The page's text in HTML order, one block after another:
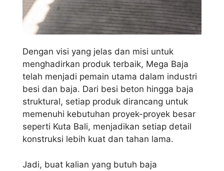
Dengan visi yang jelas dan misi untuk
menghadirkan produk terbaik, Mega Baja
telah menjadi pemain utama dalam industri
besi dan baja. Dari besi beton hingga baja
struktural, setiap produk dirancang untuk
memenuhi kebutuhan proyek-proyek besar
seperti Kuta Bali, menjadikan setiap detail
konstruksi lebih kuat dan tahan lama.
Jadi, buat kalian yang butuh baja